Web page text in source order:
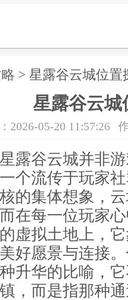
> 星露谷云城位置
星露谷云城
2026-05-20 11:57:26
露谷云城并非
个流传于玩家
的集体想象，
在每一位玩家
虚拟土地上，
好愿景与连接
升华的比喻，
，而是指那种